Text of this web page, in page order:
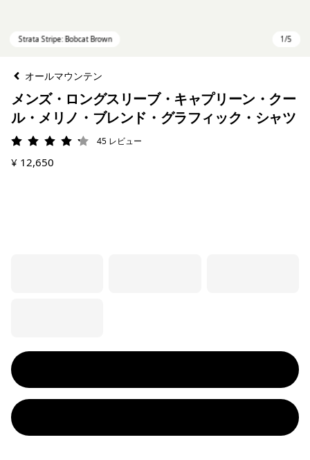
オールマウンテン
メンズ・ロングスリーブ・キャプリーン・クー
ル・メリノ・ブレンド・グラフィック・シャツ
評価: 4.2 / 5
45 レビュー
¥ 12,650